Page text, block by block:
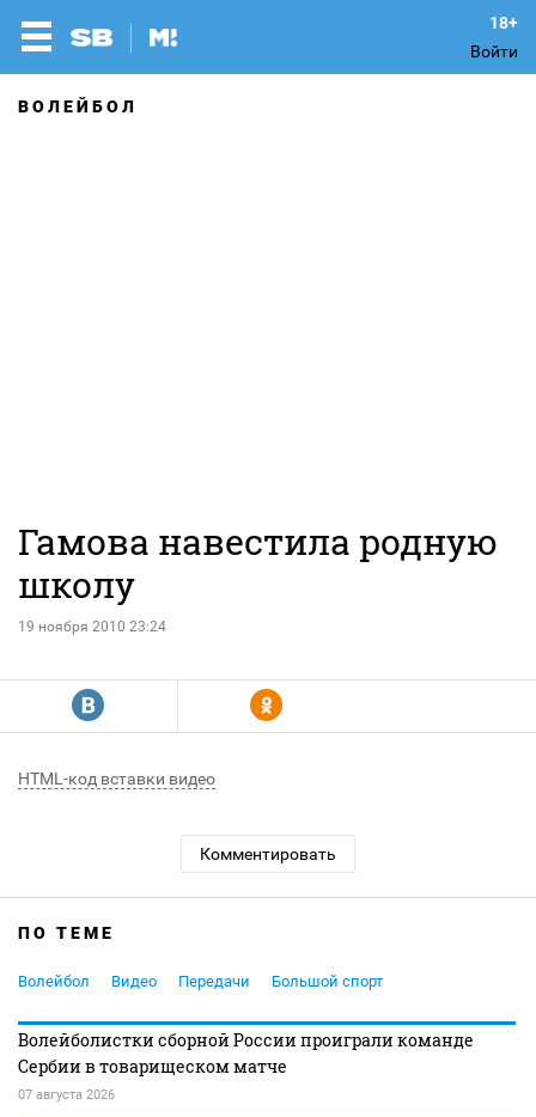
Войти
ВОЛЕЙБОЛ
Гамова навестила родную
школу
19 ноября 2010 23:24
R Y
HTML-код вставки видео
Комментировать
ПО ТЕМЕ
Волейбол Видео Передачи Большой спорт
Волейболистки сборной России проиграли команде
Сербии в товарищеском матче
07 августа 2026